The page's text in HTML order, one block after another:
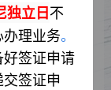
独立日 不
理业务。
签证申请
签证申